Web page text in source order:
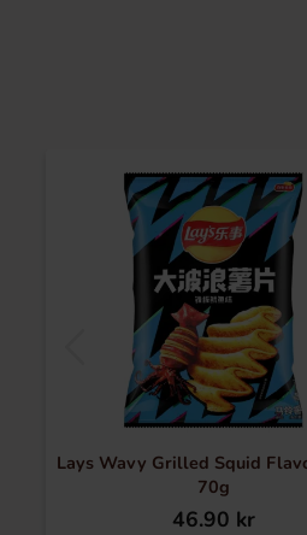
Lays Wavy Grilled Squid
70g
46.90 kr